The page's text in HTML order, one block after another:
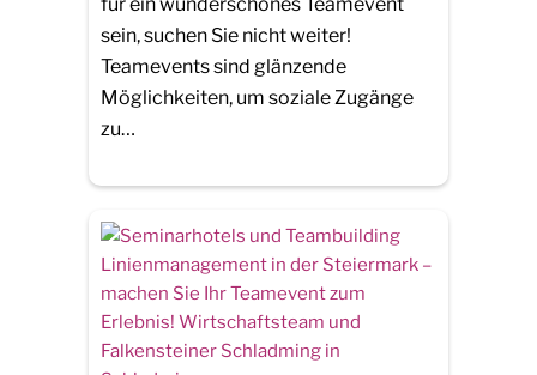
sein, suchen Sie nicht weiter!
Teamevents sind glänzende
Möglichkeiten, um soziale Zugänge
zu…